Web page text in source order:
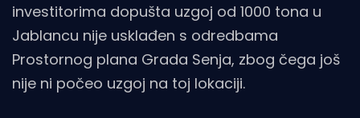
investitorima dopušta uzgoj od 1000 tona u
Jablancu nije usklađen s odredbama
Prostornog plana Grada Senja, zbog čega još
nije ni počeo uzgoj na toj lokaciji.